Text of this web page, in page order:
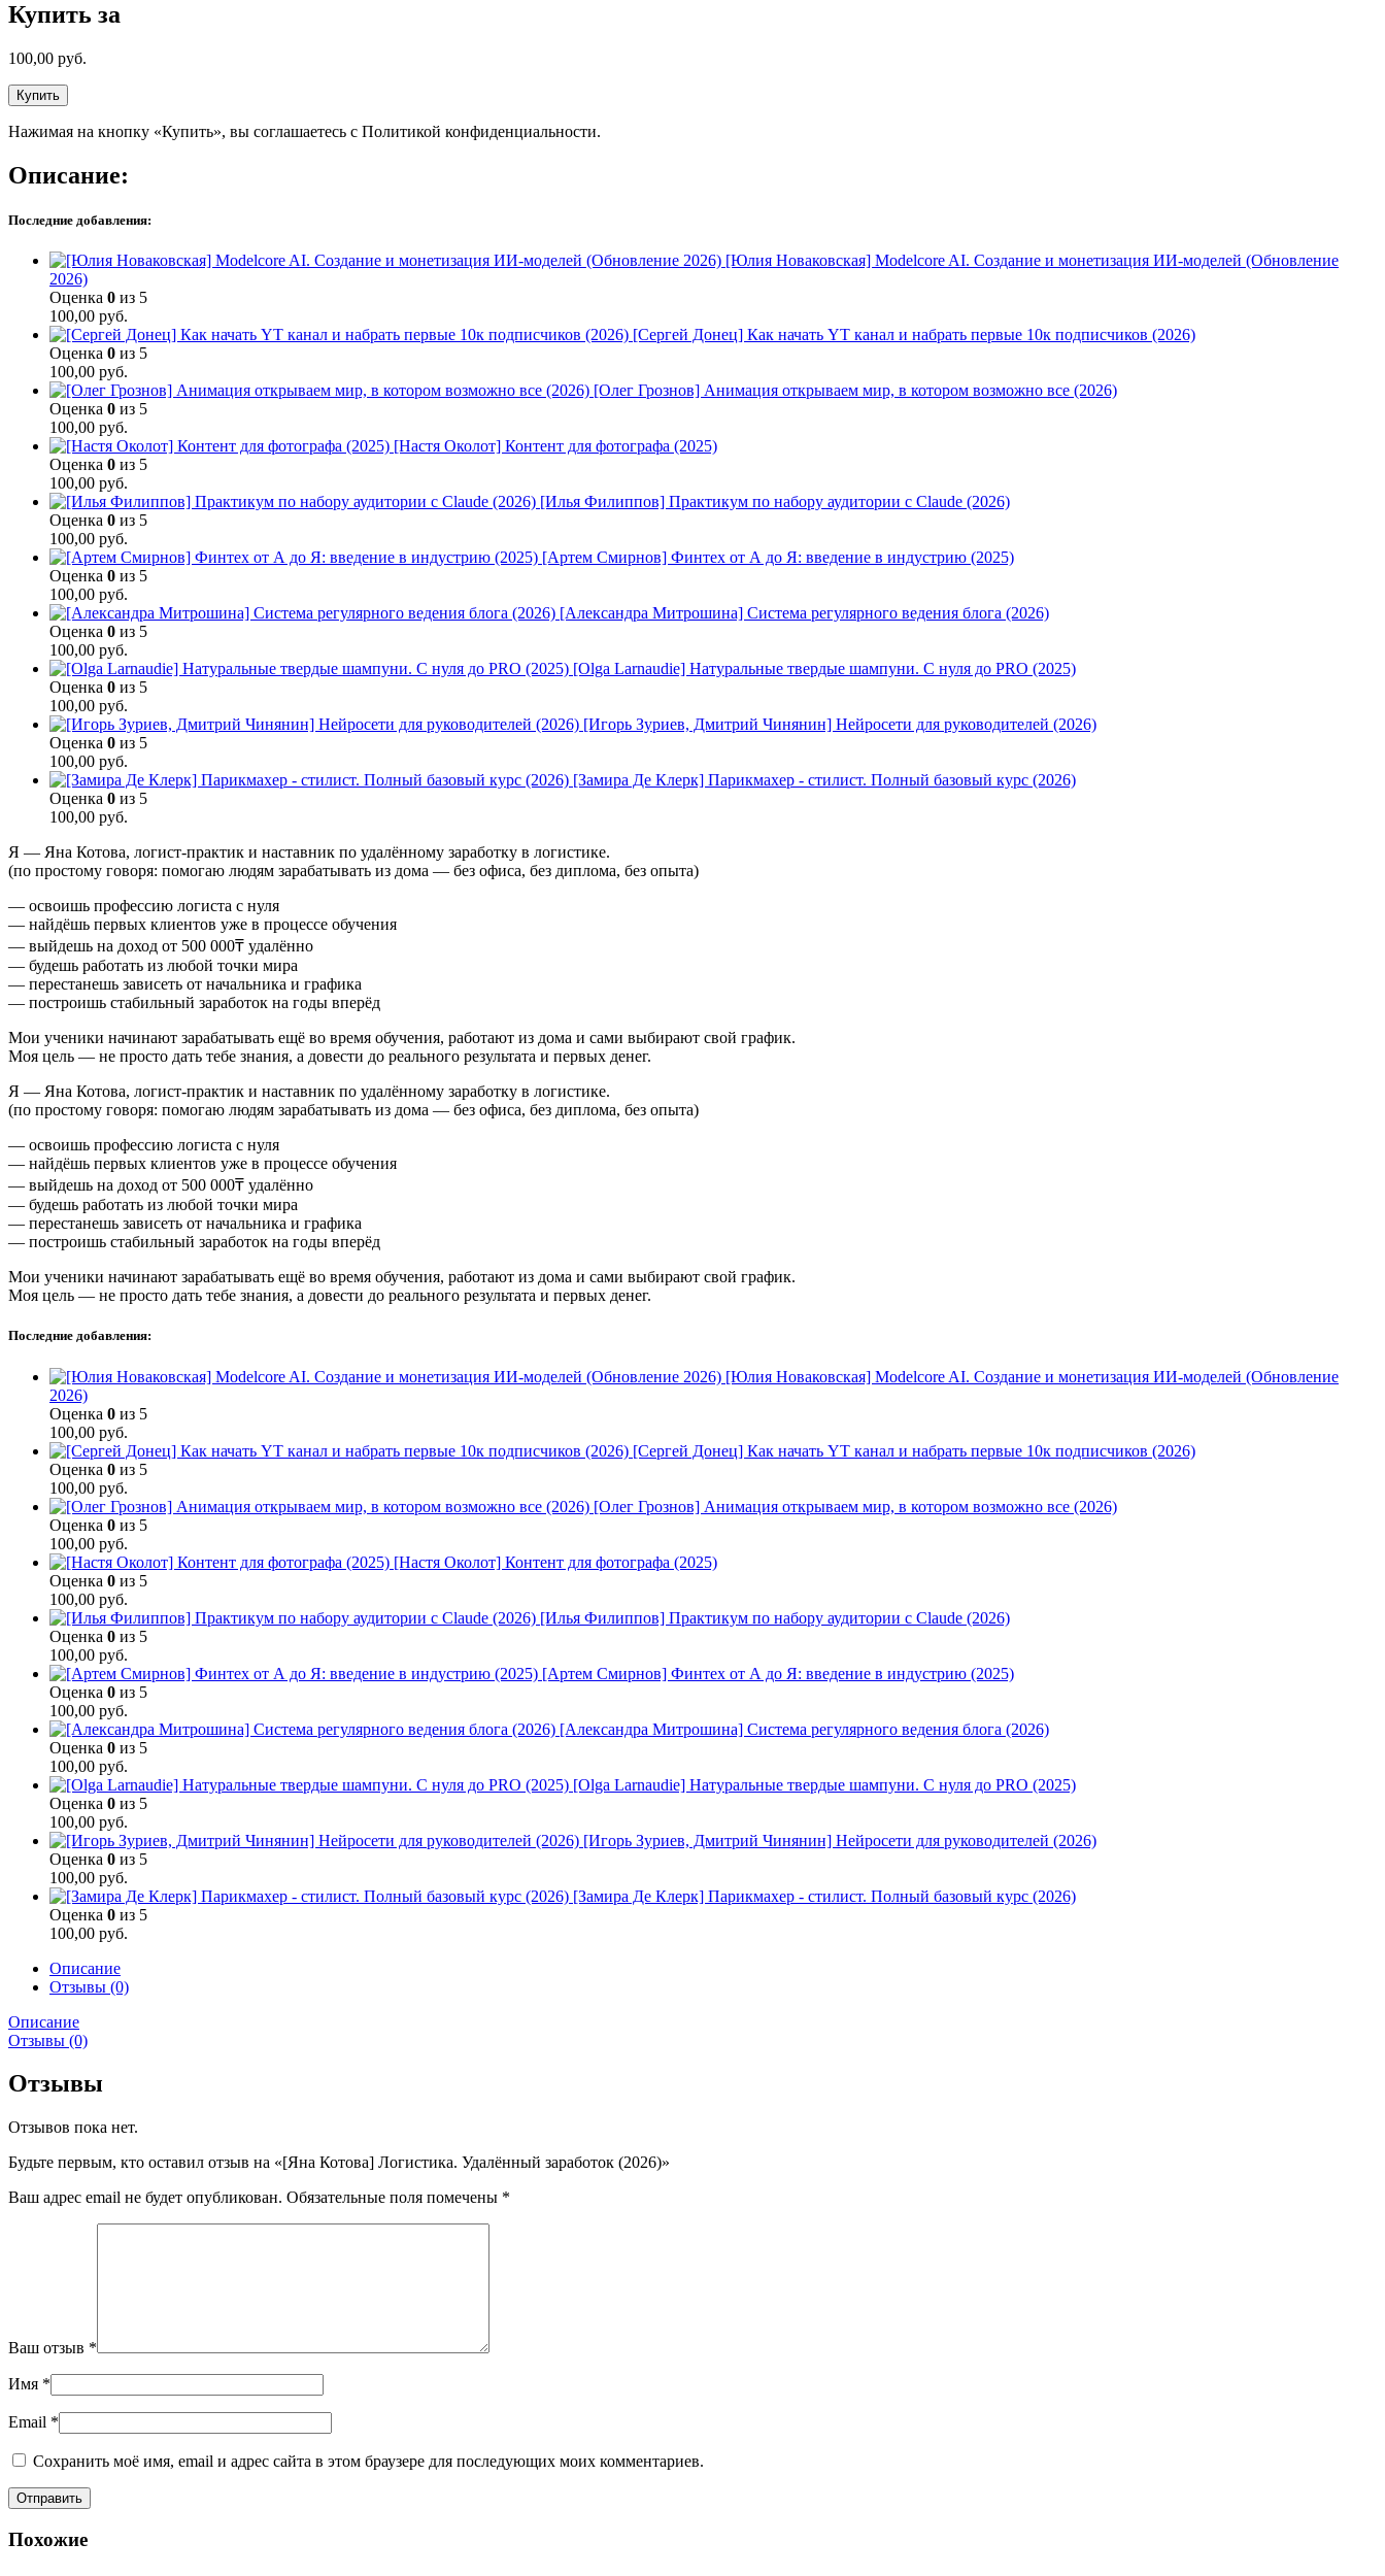
Купить за
100,00 руб.
Купить
Нажимая на кнопку «Купить», вы соглашаетесь с Политикой конфиденциальности.
Описание:
Последние добавления:
[Юлия Новаковская] Modelcore AI. Создание и монетизация ИИ-моделей (Обновление
2026)
Оценка 0 из 5
100,00 руб.
[Сергей Донец] Как начать YT канал и набрать первые 10к подписчиков (2026)
Оценка 0 из 5
100,00 руб.
[Олег Грознов] Анимация открываем мир, в котором возможно все (2026)
Оценка 0 из 5
100,00 руб.
[Настя Околот] Контент для фотографа (2025)
Оценка 0 из 5
100,00 руб.
[Илья Филиппов] Практикум по набору аудитории с Claude (2026)
Оценка 0 из 5
100,00 руб.
[Артем Смирнов] Финтех от А до Я: введение в индустрию (2025)
Оценка 0 из 5
100,00 руб.
[Александра Митрошина] Система регулярного ведения блога (2026)
Оценка 0 из 5
100,00 руб.
[Olga Larnaudie] Натуральные твердые шампуни. С нуля до PRO (2025)
Оценка 0 из 5
100,00 руб.
[Игорь Зуриев, Дмитрий Чинянин] Нейросети для руководителей (2026)
Оценка 0 из 5
100,00 руб.
[Замира Де Клерк] Парикмахер - стилист. Полный базовый курс (2026)
Оценка 0 из 5
100,00 руб.
Я — Яна Котова, логист-практик и наставник по удалённому заработку в логистике.
(по простому говоря: помогаю людям зарабатывать из дома — без офиса, без диплома, без опыта)
— освоишь профессию логиста с нуля
— найдёшь первых клиентов уже в процессе обучения
— выйдешь на доход от 500 000₸ удалённо
— будешь работать из любой точки мира
— перестанешь зависеть от начальника и графика
— построишь стабильный заработок на годы вперёд
Мои ученики начинают зарабатывать ещё во время обучения, работают из дома и сами выбирают свой график.
Моя цель — не просто дать тебе знания, а довести до реального результата и первых денег.
Я — Яна Котова, логист-практик и наставник по удалённому заработку в логистике.
(по простому говоря: помогаю людям зарабатывать из дома — без офиса, без диплома, без опыта)
— освоишь профессию логиста с нуля
— найдёшь первых клиентов уже в процессе обучения
— выйдешь на доход от 500 000₸ удалённо
— будешь работать из любой точки мира
— перестанешь зависеть от начальника и графика
— построишь стабильный заработок на годы вперёд
Мои ученики начинают зарабатывать ещё во время обучения, работают из дома и сами выбирают свой график.
Моя цель — не просто дать тебе знания, а довести до реального результата и первых денег.
Последние добавления:
[Юлия Новаковская] Modelcore AI. Создание и монетизация ИИ-моделей (Обновление
2026)
Оценка 0 из 5
100,00 руб.
[Сергей Донец] Как начать YT канал и набрать первые 10к подписчиков (2026)
Оценка 0 из 5
100,00 руб.
[Олег Грознов] Анимация открываем мир, в котором возможно все (2026)
Оценка 0 из 5
100,00 руб.
[Настя Околот] Контент для фотографа (2025)
Оценка 0 из 5
100,00 руб.
[Илья Филиппов] Практикум по набору аудитории с Claude (2026)
Оценка 0 из 5
100,00 руб.
[Артем Смирнов] Финтех от А до Я: введение в индустрию (2025)
Оценка 0 из 5
100,00 руб.
[Александра Митрошина] Система регулярного ведения блога (2026)
Оценка 0 из 5
100,00 руб.
[Olga Larnaudie] Натуральные твердые шампуни. С нуля до PRO (2025)
Оценка 0 из 5
100,00 руб.
[Игорь Зуриев, Дмитрий Чинянин] Нейросети для руководителей (2026)
Оценка 0 из 5
100,00 руб.
[Замира Де Клерк] Парикмахер - стилист. Полный базовый курс (2026)
Оценка 0 из 5
100,00 руб.
Описание
Отзывы (0)
Описание
Отзывы (0)
Отзывы
Отзывов пока нет.
Будьте первым, кто оставил отзыв на «[Яна Котова] Логистика. Удалённый заработок (2026)»
Ваш адрес email не будет опубликован. Обязательные поля помечены *
Ваш отзыв *
Имя *
Email *
Сохранить моё имя, email и адрес сайта в этом браузере для последующих моих комментариев.
Похожие